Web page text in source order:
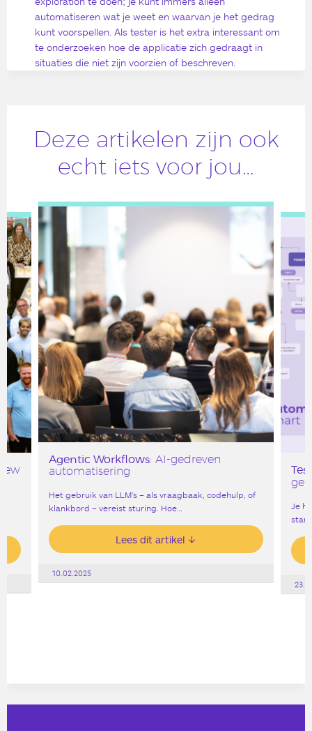
automatiseren wat je weet en waarvan je het gedrag
kunt voorspellen. Als tester is het extra interessant om
te onderzoeken hoe de applicatie zich gedraagt in
situaties die niet zijn voorzien of beschreven.
Deze artikelen zijn ook
echt iets voor jou…
Agentic Workflows: AI-gedreven
automatisering
Het gebruik van LLM’s – als vraagbaak, codehulp, of
klankbord – vereist sturing. Hoe…
Lees dit artikel
10.02.2025
Je